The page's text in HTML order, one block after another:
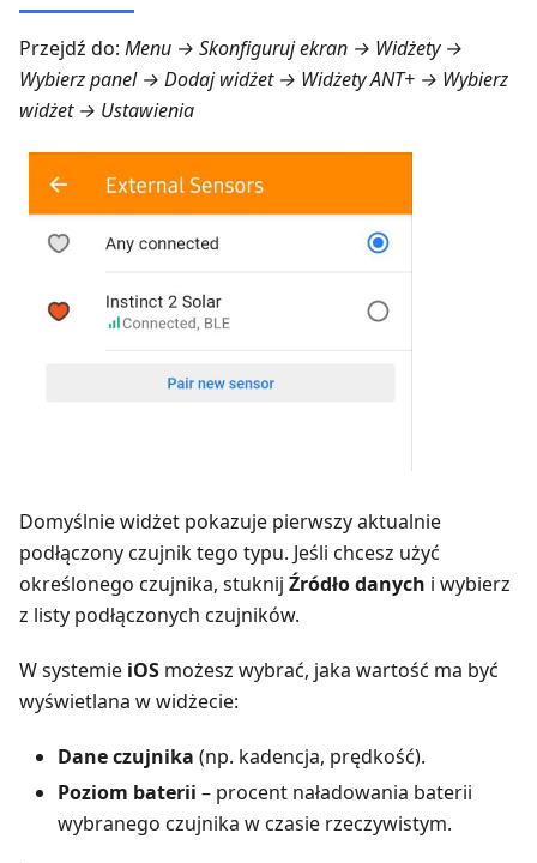
Przejdź do: Menu → Skonfiguruj ekran → Widżety→
Wybierz panel → Dodaj widżet → Widżety ANT+ → Wybierz
widżet → Ustawienia
Domyślnie widżet pokazuje pierwszy aktualnie
podłączony czujnik tego typu. Jeśli chcesz użyć
określonego czujnika, stuknij Źródło danych i wybierz
z listy podłączonych czujników.
W systemie iOS możesz wybrać, jaka wartość ma być
wyświetlana w widżecie:
Dane czujnika (np. kadencja, prędkość).
Poziom baterii – procent naładowania baterii
wybranego czujnika w czasie rzeczywistym.